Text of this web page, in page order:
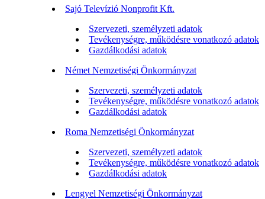
Sajó Televízió Nonprofit Kft.
Szervezeti, személyzeti adatok
Tevékenységre, működésre vonatkozó adatok
Gazdálkodási adatok
Német Nemzetiségi Önkormányzat
Szervezeti, személyzeti adatok
Tevékenységre, működésre vonatkozó adatok
Gazdálkodási adatok
Roma Nemzetiségi Önkormányzat
Szervezeti, személyzeti adatok
Tevékenységre, működésre vonatkozó adatok
Gazdálkodási adatok
Lengyel Nemzetiségi Önkormányzat